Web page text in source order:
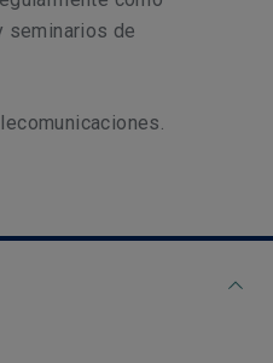
seminarios de